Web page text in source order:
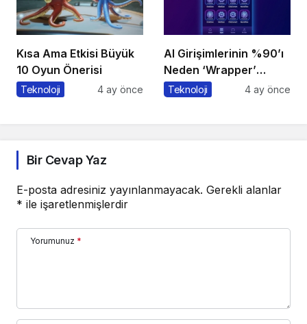
Kısa Ama Etkisi Büyük
10 Oyun Önerisi
Teknoloji 4 ay önce
AI Girişimlerinin %90’ı
Neden ‘Wrapper’
Kalıyor?
Teknoloji 4 ay önce
Bir Cevap Yaz
E-posta adresiniz yayınlanmayacak. Gerekli alanlar
* ile işaretlenmişlerdir
Yorumunuz *